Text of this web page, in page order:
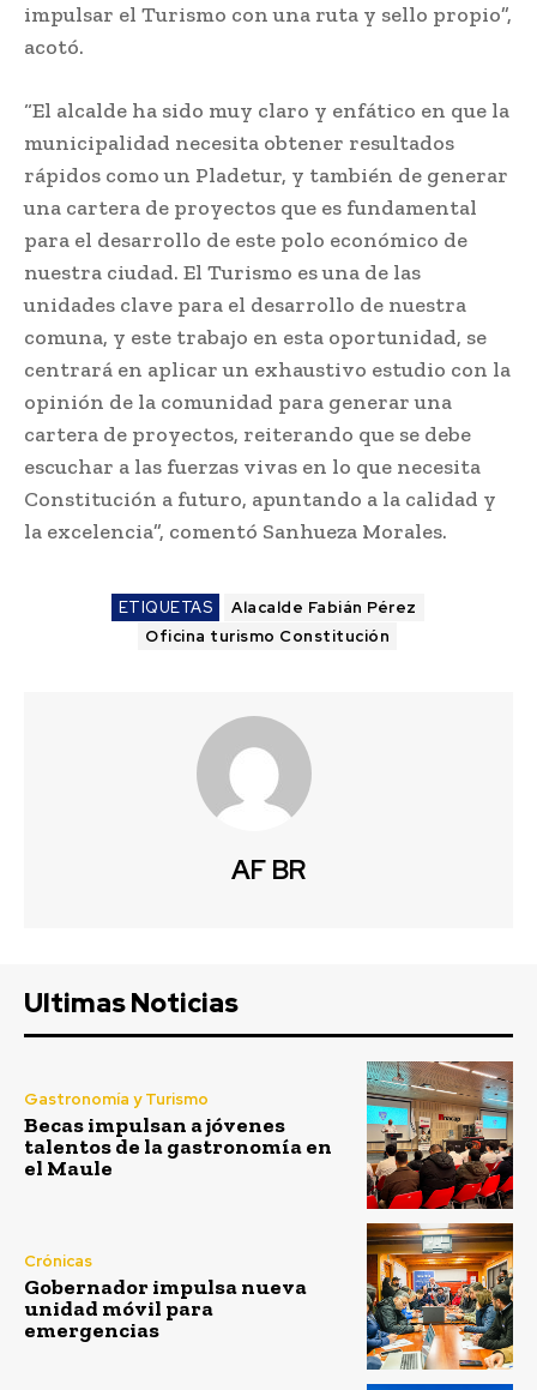
impulsar el Turismo con una ruta y sello propio”,
acotó.
“El alcalde ha sido muy claro y enfático en que la
municipalidad necesita obtener resultados
rápidos como un Pladetur, y también de generar
una cartera de proyectos que es fundamental
para el desarrollo de este polo económico de
nuestra ciudad. El Turismo es una de las
unidades clave para el desarrollo de nuestra
comuna, y este trabajo en esta oportunidad, se
centrará en aplicar un exhaustivo estudio con la
opinión de la comunidad para generar una
cartera de proyectos, reiterando que se debe
escuchar a las fuerzas vivas en lo que necesita
Constitución a futuro, apuntando a la calidad y
la excelencia”, comentó Sanhueza Morales.
ETIQUETAS
Alacalde Fabián Pérez
Oficina turismo Constitución
AF BR
Ultimas Noticias
Gastronomía y Turismo
Becas impulsan a jóvenes
talentos de la gastronomía en
el Maule
Crónicas
Gobernador impulsa nueva
unidad móvil para
emergencias